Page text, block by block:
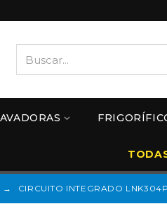
→ CIRCUITO INTEGRADO